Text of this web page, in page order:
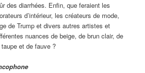
des diarrhées. Enfin, que feraient les
d’intérieur, les créateurs de mode,
de Trump et divers autres artistes et
nuances de beige, de brun clair, de
et de fauve ?